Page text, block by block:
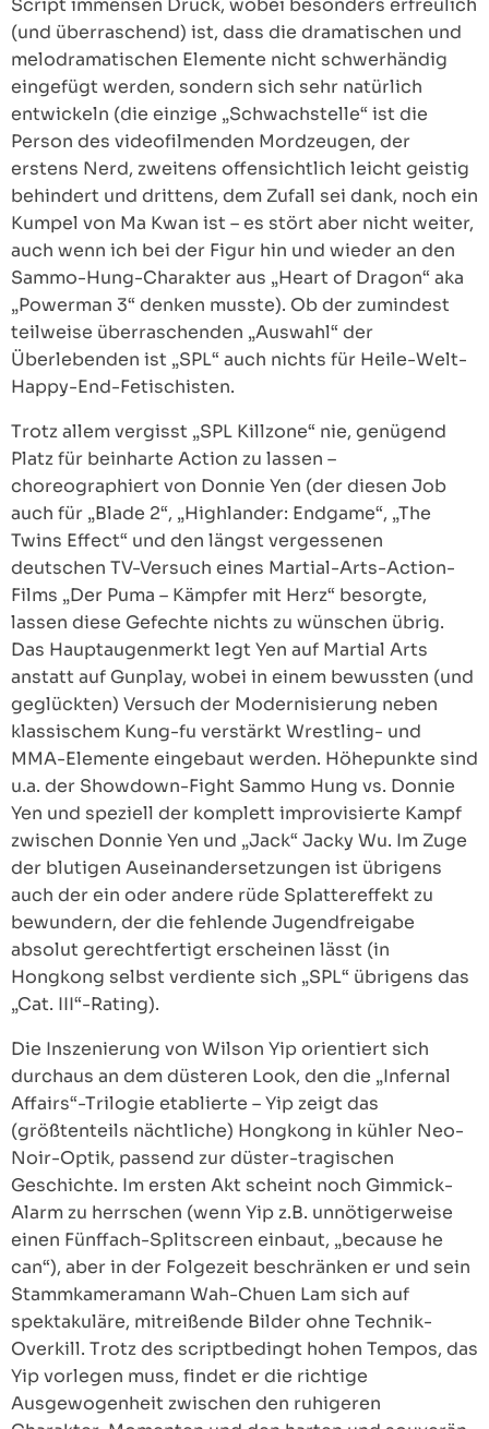
(und überraschend) ist, dass die dramatischen und
melodramatischen Elemente nicht schwerhändig
eingefügt werden, sondern sich sehr natürlich
entwickeln (die einzige „Schwachstelle“ ist die
Person des videofilmenden Mordzeugen, der
erstens Nerd, zweitens offensichtlich leicht geistig
behindert und drittens, dem Zufall sei dank, noch ein
Kumpel von Ma Kwan ist – es stört aber nicht weiter,
auch wenn ich bei der Figur hin und wieder an den
Sammo-Hung-Charakter aus „Heart of Dragon“ aka
„Powerman 3“ denken musste). Ob der zumindest
teilweise überraschenden „Auswahl“ der
Überlebenden ist „SPL“ auch nichts für Heile-Welt-
Happy-End-Fetischisten.
Trotz allem vergisst „SPL Killzone“ nie, genügend
Platz für beinharte Action zu lassen –
choreographiert von Donnie Yen (der diesen Job
auch für „Blade 2“, „Highlander: Endgame“, „The
Twins Effect“ und den längst vergessenen
deutschen TV-Versuch eines Martial-Arts-Action-
Films „Der Puma – Kämpfer mit Herz“ besorgte,
lassen diese Gefechte nichts zu wünschen übrig.
Das Hauptaugenmerkt legt Yen auf Martial Arts
anstatt auf Gunplay, wobei in einem bewussten (und
geglückten) Versuch der Modernisierung neben
klassischem Kung-fu verstärkt Wrestling- und
MMA-Elemente eingebaut werden. Höhepunkte sind
u.a. der Showdown-Fight Sammo Hung vs. Donnie
Yen und speziell der komplett improvisierte Kampf
zwischen Donnie Yen und „Jack“ Jacky Wu. Im Zuge
der blutigen Auseinandersetzungen ist übrigens
auch der ein oder andere rüde Splattereffekt zu
bewundern, der die fehlende Jugendfreigabe
absolut gerechtfertigt erscheinen lässt (in
Hongkong selbst verdiente sich „SPL“ übrigens das
„Cat. III“-Rating).
Die Inszenierung von Wilson Yip orientiert sich
durchaus an dem düsteren Look, den die „Infernal
Affairs“-Trilogie etablierte – Yip zeigt das
(größtenteils nächtliche) Hongkong in kühler Neo-
Noir-Optik, passend zur düster-tragischen
Geschichte. Im ersten Akt scheint noch Gimmick-
Alarm zu herrschen (wenn Yip z.B. unnötigerweise
einen Fünffach-Splitscreen einbaut, „because he
can“), aber in der Folgezeit beschränken er und sein
Stammkameramann Wah-Chuen Lam sich auf
spektakuläre, mitreißende Bilder ohne Technik-
Overkill. Trotz des scriptbedingt hohen Tempos, das
Yip vorlegen muss, findet er die richtige
Ausgewogenheit zwischen den ruhigeren